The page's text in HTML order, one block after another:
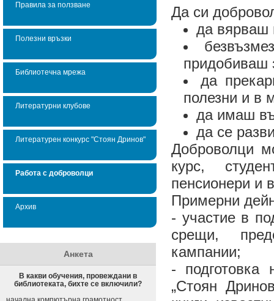
Правила за ползване
Полезни връзки
Библиотечна мрежа
Литературни клубове
Литературен конкурс "Стоян Дринов"
Работа с доброволци
Архив
Анкета
В какви обучения, провеждани в
библиотеката, бихте се включили?
Да си
да вярваш
придобиваш
да
полезни и в
да имаш
да се
Доброволци
курс,
пенсионери и
Примерни
- участие в
срещи,
кампании;
- подготовка
„Стоян